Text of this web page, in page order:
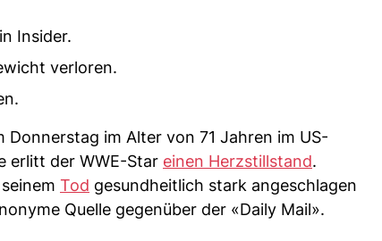
Insider.
verloren.
Donnerstag im Alter von 71 Jahren im US-
erlitt der WWE-Star einen Herzstillstand.
Tod gesundheitlich stark angeschlagen
Quelle gegenüber der «Daily Mail».